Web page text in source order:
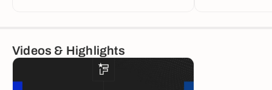
Videos & Highlights